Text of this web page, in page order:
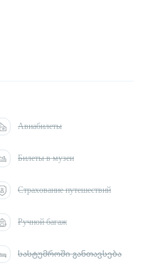
Авиабилеты
Билеты в музеи
Страхование путешествий
Ручной багаж
სასტუმროში განთავსება